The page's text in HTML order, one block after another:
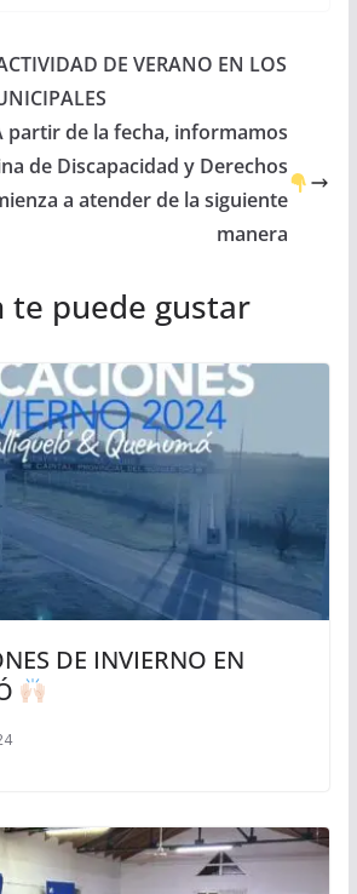
DE VERANO EN LOS
partir de la fecha, informamos
de Discapacidad y Derechos
a atender de la siguiente
manera
te puede gustar
DE INVIERNO EN